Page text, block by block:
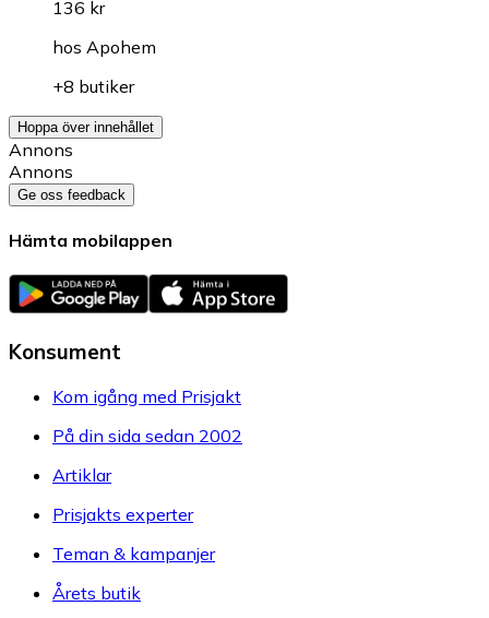
136 kr
hos Apohem
+8 butiker
Hoppa över innehållet
Annons
Annons
Ge oss feedback
Hämta mobilappen
Konsument
Kom igång med Prisjakt
På din sida sedan 2002
Artiklar
Prisjakts experter
Teman & kampanjer
Årets butik